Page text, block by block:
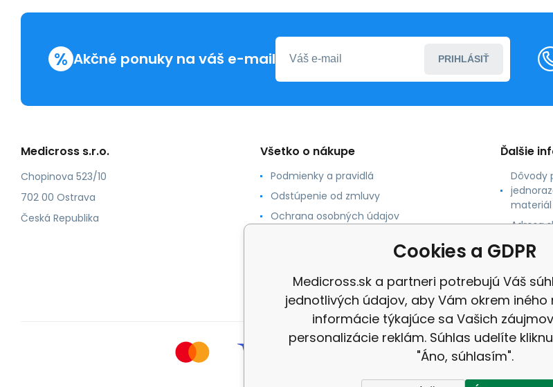
% Akčné ponuky na váš e-mail PRIHLÁSIŤ
Medicross s.r.o.
Chopinova 523/10
702 00 Ostrava
Česká Republika
Všetko o nákupe
Podmienky a pravidlá
Odstúpenie od zmluvy
Ochrana osobných údajov
Kontaktné údaje
Ďalšie
Dôvody
materiál
Adresa
Cookies a GDPR
Medicross.sk a partneri potrebujú Váš
jednotlivých údajov, aby Vám okrem
informácie týkajúce sa Vašich
personalizácie reklám. Súhlas udelíte
"Áno, súhlasím".